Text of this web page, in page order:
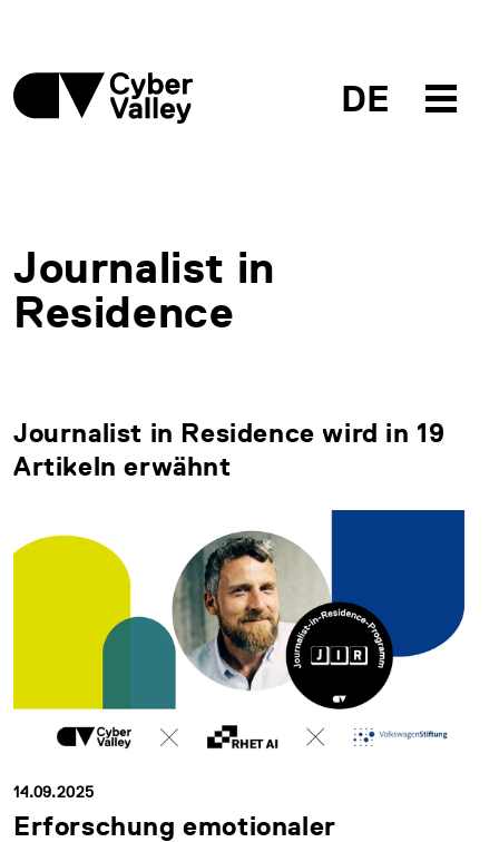
DE
Journalist in
Residence
Journalist in Residence wird in 19
Artikeln erwähnt
14.09.2025
Erforschung emotionaler